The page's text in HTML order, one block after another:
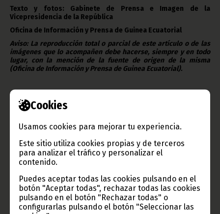
Cookies
Usamos cookies para mejorar tu experiencia.
Este sitio utiliza cookies propias y de terceros
para analizar el tráfico y personalizar el
contenido.
Puedes aceptar todas las cookies pulsando en el
botón "Aceptar todas", rechazar todas las cookies
pulsando en el botón "Rechazar todas" o
configurarlas pulsando el botón "Seleccionar las
Texto y fotos: Gabinete de Prensa e Imagen de la
Vicepresidencia de la República
Oficina de Información y Prensa de Guinea Ecuatorial
Aviso: La reproducción total o parcial de este artículo o de las
imágenes que lo acompañen debe hacerse, siempre y en todo
lugar, con la mención de la fuente de origen de la misma
(Oficina de Información y Prensa de Guinea Ecuatorial).
Gobierno e Instituciones
Información de Guinea Ecuatorial